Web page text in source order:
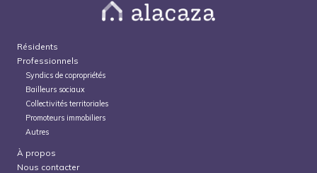
Résidents
Professionnels
Syndics de copropriétés
Bailleurs sociaux
Collectivités territoriales
Promoteurs immobiliers
Autres
À propos
Nous contacter